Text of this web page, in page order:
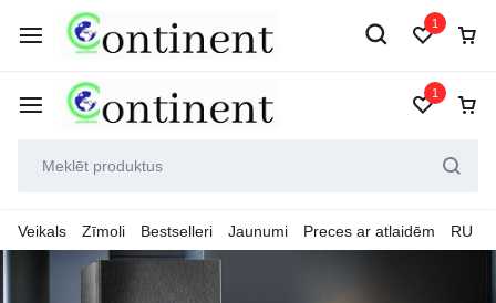
1
Veikals Zīmoli Bestselleri Jaunumi Preces ar atlaidēm RU
1